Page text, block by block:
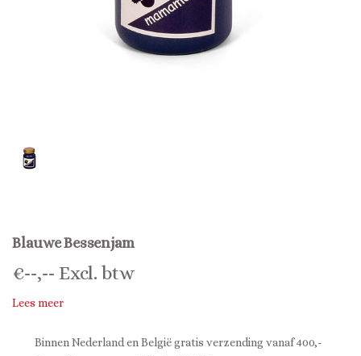
Blauwe Bessenjam
€--,-- Excl. btw
Lees meer
Binnen Nederland en België gratis verzending vanaf 400,-